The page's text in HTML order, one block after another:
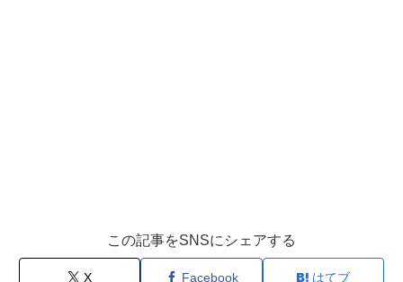
この記事をSNSにシェアする
X Facebook はてブ